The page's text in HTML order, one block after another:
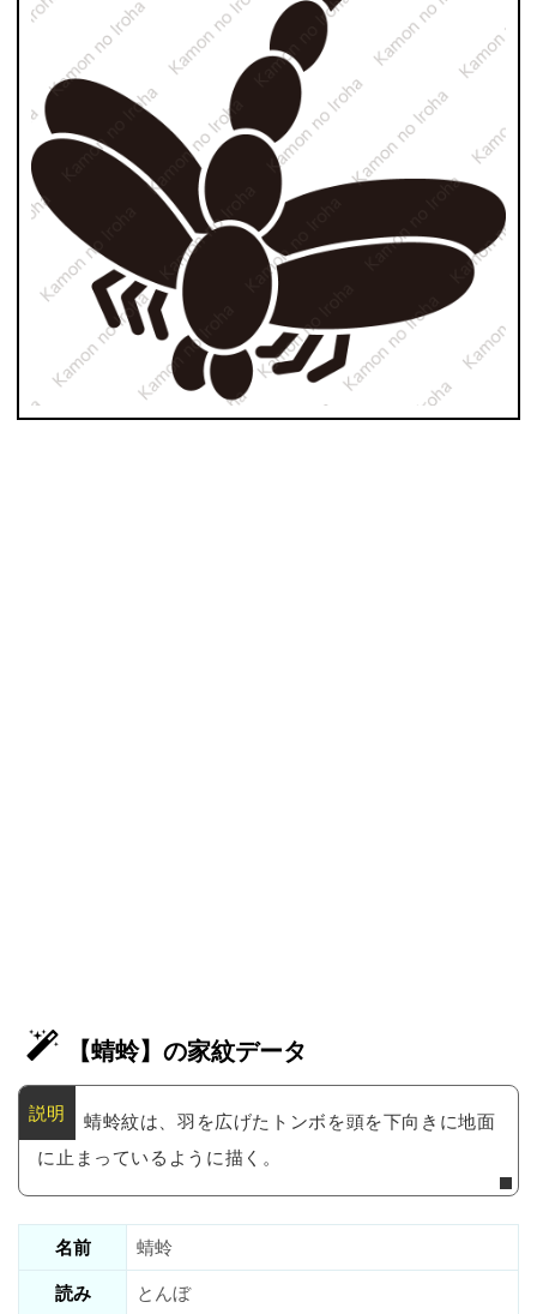
【蜻蛉】の家紋データ
蜻蛉紋は、羽を広げたトンボを頭を下向きに地面
に止まっているように描く。
名前
蜻蛉
読み
とんぼ